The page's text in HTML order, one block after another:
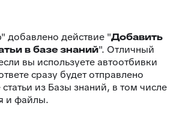
добавлено действие "Добавить
в базе знаний". Отличный
вы используете автоотбивки
сразу будет отправлено
из Базы знаний, в том числе
и файлы.